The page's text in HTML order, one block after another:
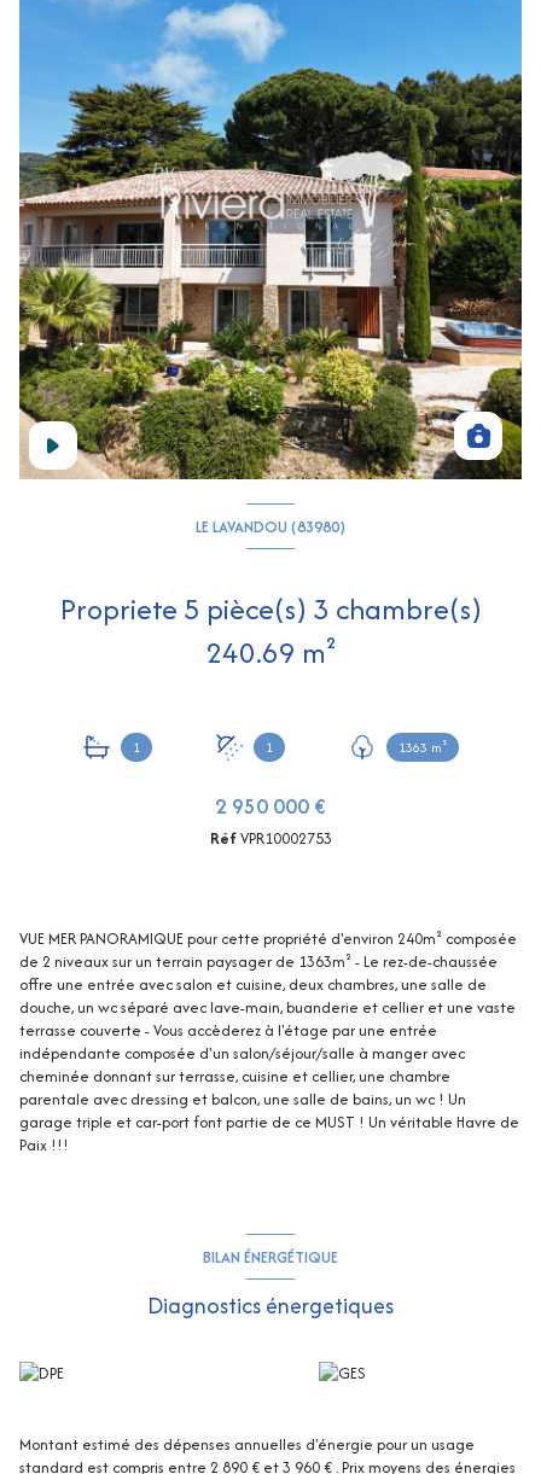
LE LAVANDOU (83980)
Propriete 5 pièce(s) 3 chambre(s)
240.69 m²
1 1 1363 m²
2 950 000 €
RéfVPR10002753
VUE MER PANORAMIQUE pour cette propriété d'environ 240m² composée
de 2 niveaux sur un terrain paysager de 1363m² - Le rez-de-chaussée
offre une entrée avec salon et cuisine, deux chambres, une salle de
douche, un wc séparé avec lave-main, buanderie et cellier et une vaste
terrasse couverte - Vous accèderez à l'étage par une entrée
indépendante composée d'un salon/séjour/salle à manger avec
cheminée donnant sur terrasse, cuisine et cellier, une chambre
parentale avec dressing et balcon, une salle de bains, un wc ! Un
garage triple et car-port font partie de ce MUST ! Un véritable Havre de
Paix !!!
BILAN ÉNERGÉTIQUE
Diagnostics énergetiques
Montant estimé des dépenses annuelles d'énergie pour un usage
standard est compris entre 2 890 € et 3 960 € . Prix moyens des énergies